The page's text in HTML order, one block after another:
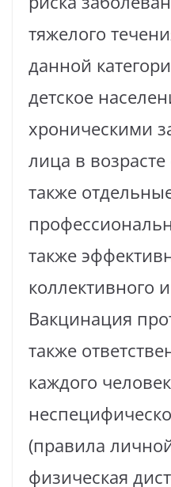
тяжелого
данной
детское
хроническими
лица в
также
также
коллективного
Вакцинация
также
каждого
(правила
физическая